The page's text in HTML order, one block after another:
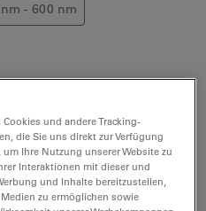
- 600 nm
Rhodamine.
und andere Tracking-
die Sie uns direkt zur Verfügung
Ihre Nutzung unserer Website zu
Interaktionen mit dieser und
und Inhalte bereitzustellen,
zu ermöglichen sowie